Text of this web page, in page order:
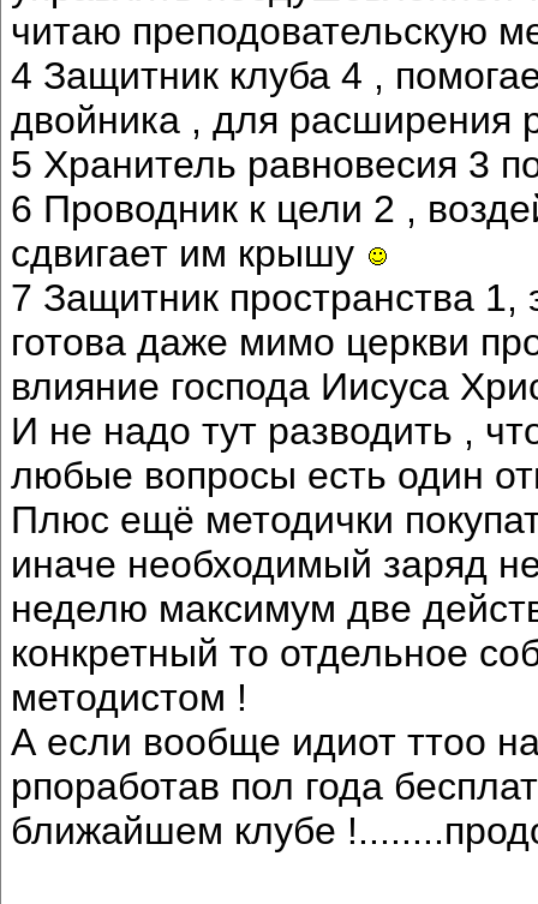
читаю преподовательскую
4 Защитник клуба 4 ,
двойника , для расширения
5 Хранитель равновесия 3
6 Проводник к цели 2 ,
сдвигает им крышу
7 Защитник пространства
готова даже мимо церкви
влияние господа Иисуса
И не надо тут разводить ,
любые вопросы есть один
Плюс ещё методички
иначе необходимый заряд
неделю максимум две
конкретный то отдельное
методистом !
А если вообще идиот ттоо
рпоработав пол года
ближайшем клубе